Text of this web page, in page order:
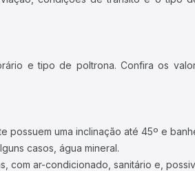
e tipo de poltrona. Confira os
possuem uma inclinação até 45º e
casos, água mineral.
com ar-condicionado, sanitário e,